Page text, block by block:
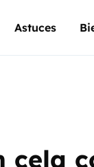
Astuces
cela